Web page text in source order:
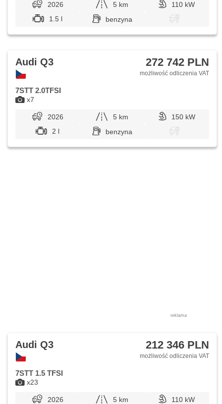
2026 5 km
110 kW
1.5 l
benzyna
x7
Audi Q3 272 742 PLN
możliwość odliczenia VAT
7STT 2.0TFSI
2026 5 km
150 kW
2 l
benzyna
reklama
x23
Audi Q3 212 346 PLN
możliwość odliczenia VAT
7STT 1.5 TFSI
2026 5 km
110 kW